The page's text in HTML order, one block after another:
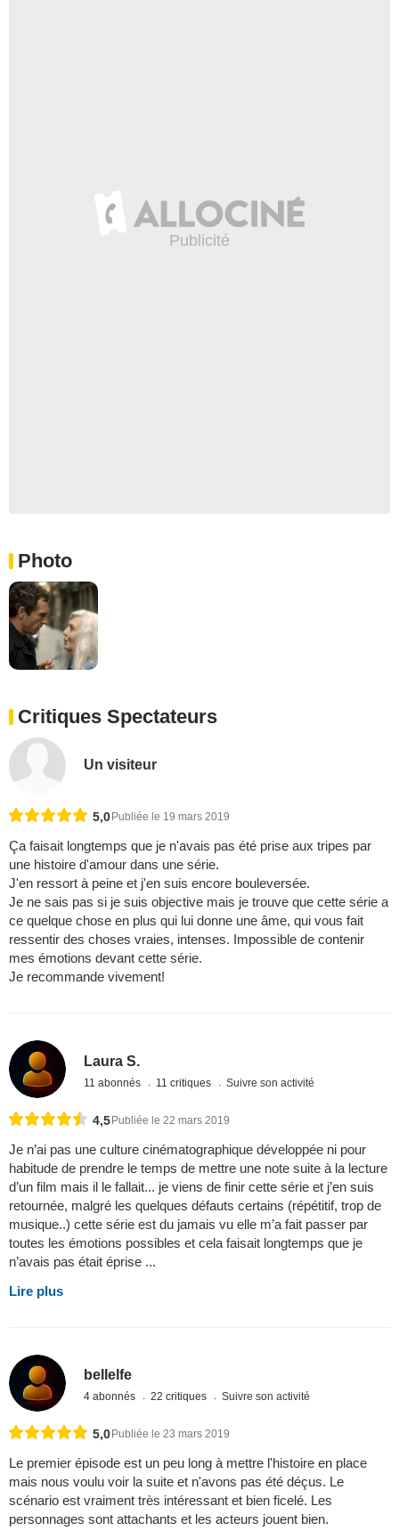
Photo
Critiques Spectateurs
Un visiteur
5,0 Publiée le 19 mars 2019
Ça faisait longtemps que je n'avais pas été prise aux tripes par
une histoire d'amour dans une série.
J'en ressort à peine et j'en suis encore bouleversée.
Je ne sais pas si je suis objective mais je trouve que cette série a
ce quelque chose en plus qui lui donne une âme, qui vous fait
ressentir des choses vraies, intenses. Impossible de contenir
mes émotions devant cette série.
Je recommande vivement!
Laura S.
11 abonnés 11 critiques Suivre son activité
4,5Publiée le 22 mars 2019
Je n’ai pas une culture cinématographique développée ni pour
habitude de prendre le temps de mettre une note suite à la lecture
d’un film mais il le fallait... je viens de finir cette série et j’en suis
retournée, malgré les quelques défauts certains (répétitif, trop de
musique..) cette série est du jamais vu elle m’a fait passer par
toutes les émotions possibles et cela faisait longtemps que je
n’avais pas était éprise ...
Lire plus
bellelfe
4 abonnés 22 critiques Suivre son activité
5,0 Publiée le 23 mars 2019
Le premier épisode est un peu long à mettre l'histoire en place
mais nous voulu voir la suite et n'avons pas été déçus. Le
scénario est vraiment très intéressant et bien ficelé. Les
personnages sont attachants et les acteurs jouent bien.